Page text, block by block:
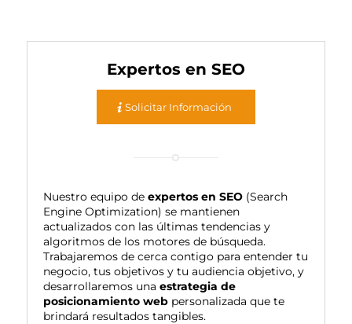
Expertos en SEO
Solicitar Información
Nuestro equipo de expertos en SEO(Search
Engine Optimization) se mantienen
actualizados con las últimas tendencias y
algoritmos de los motores de búsqueda.
Trabajaremos de cerca contigo para entender tu
negocio, tus objetivos y tu audiencia objetivo, y
desarrollaremos una estrategia de
posicionamiento webpersonalizada que te
brindará resultados tangibles.